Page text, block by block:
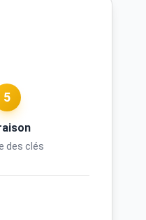
5
des clés